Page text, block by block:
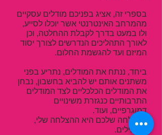
בספרי זה, אציג בפניכם מודלים עסקיים
מהמרחב האינטרנטי אשר יוכלו לסייע,
ולו במעט בדרך לקבלת ההחלטה, וכן
לאורך התהליכים הנדרשים לצורך יסוד
המיזם ועד להגשמת החלום.
ביחד, ננתח את המודלים, נתריע בפני
משתנים אותם יש להביא בחשבון, נבחן
את המודלים הכלכליים לצד המודלים
התרבותיים כנגזרת משינויים
דמוגרפיים, ועוד.
ההצלחה שלכם היא ההצלחה שלי,
מתחילים.